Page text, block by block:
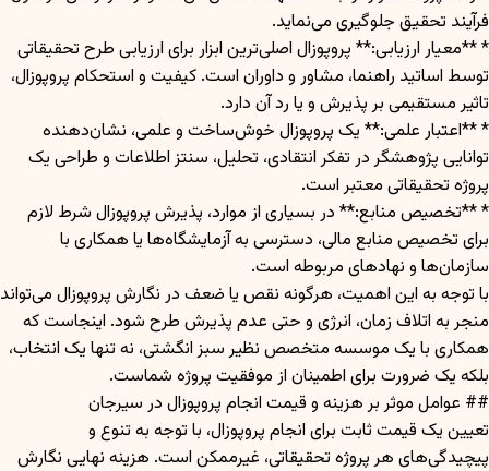
فرآیند تحقیق جلوگیری می‌نماید.
* **معیار ارزیابی:** پروپوزال اصلی‌ترین ابزار برای ارزیابی طرح تحقیقاتی
توسط اساتید راهنما، مشاور و داوران است. کیفیت و استحکام پروپوزال،
تاثیر مستقیمی بر پذیرش و یا رد آن دارد.
* **اعتبار علمی:** یک پروپوزال خوش‌ساخت و علمی، نشان‌دهنده
توانایی پژوهشگر در تفکر انتقادی، تحلیل، سنتز اطلاعات و طراحی یک
پروژه تحقیقاتی معتبر است.
* **تخصیص منابع:** در بسیاری از موارد، پذیرش پروپوزال شرط لازم
برای تخصیص منابع مالی، دسترسی به آزمایشگاه‌ها یا همکاری با
سازمان‌ها و نهادهای مربوطه است.
با توجه به این اهمیت، هرگونه نقص یا ضعف در نگارش پروپوزال می‌تواند
منجر به اتلاف زمان، انرژی و حتی عدم پذیرش طرح شود. اینجاست که
همکاری با یک موسسه متخصص نظیر سبز انگشتی، نه تنها یک انتخاب،
بلکه یک ضرورت برای اطمینان از موفقیت پروژه شماست.
## عوامل موثر بر هزینه و قیمت انجام پروپوزال در سیرجان
تعیین یک قیمت ثابت برای انجام پروپوزال، با توجه به تنوع و
پیچیدگی‌های هر پروژه تحقیقاتی، غیرممکن است. هزینه نهایی نگارش